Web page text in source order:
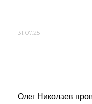
31.07.25
Олег Николаев